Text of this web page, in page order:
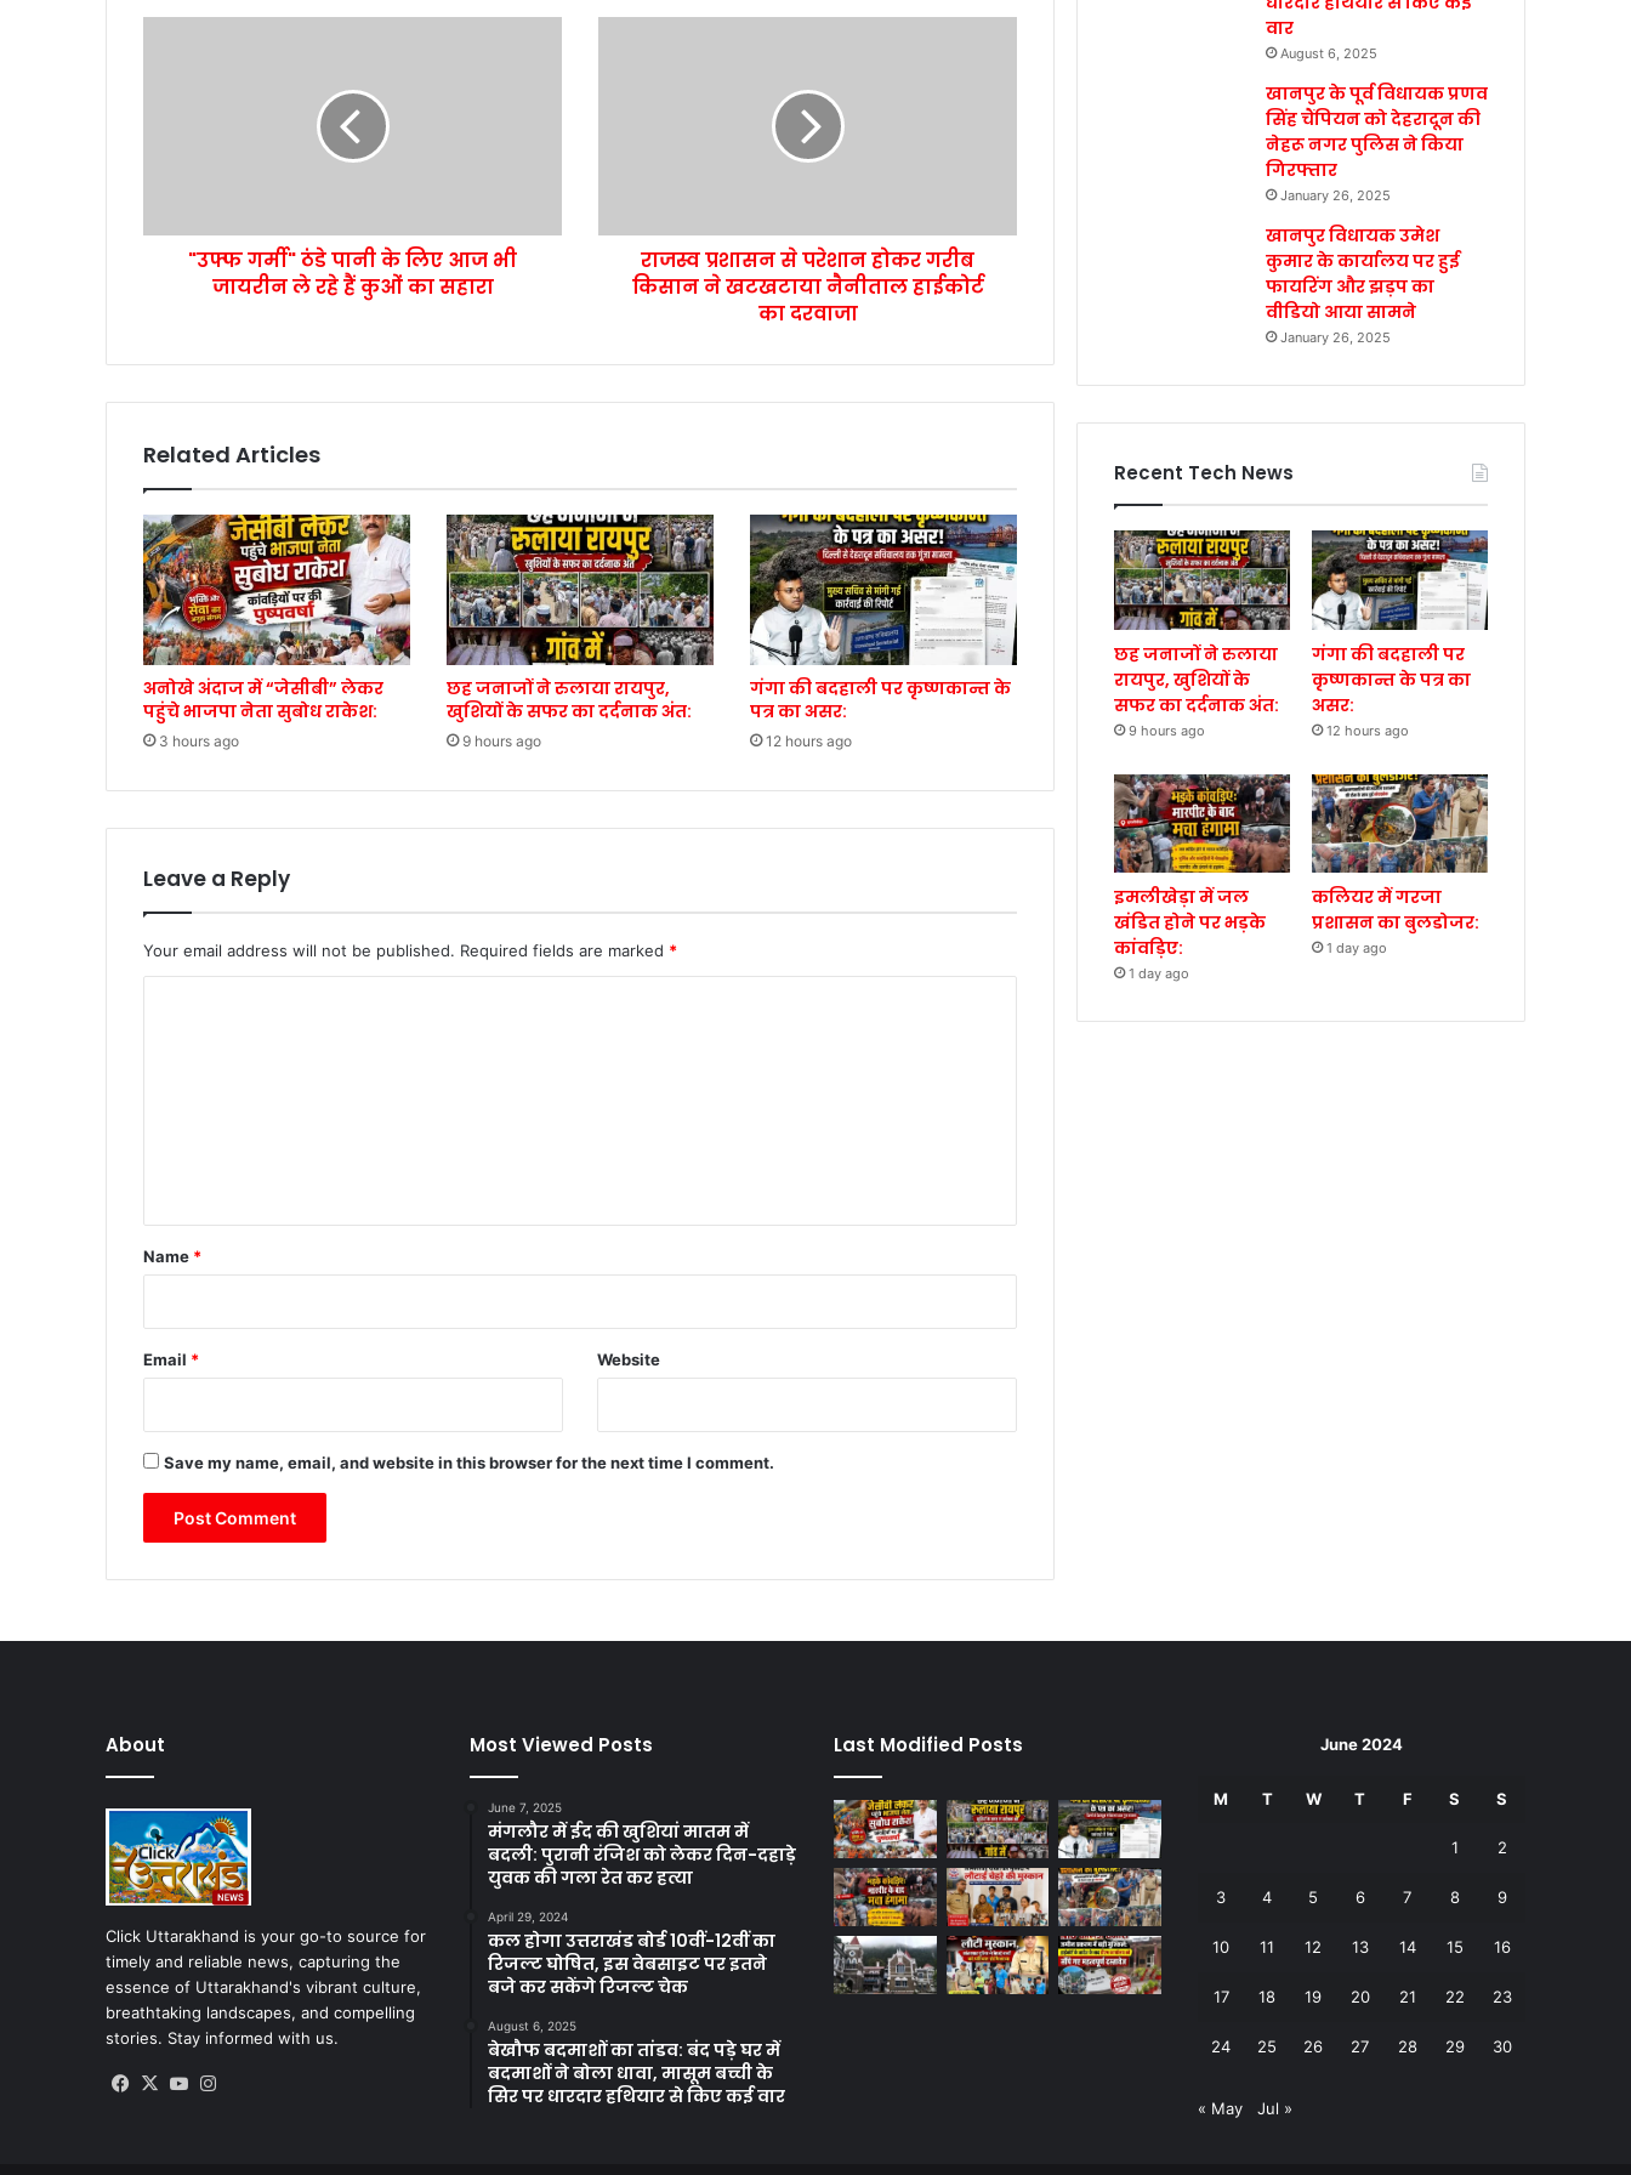
"उफ्फ गर्मी" ठंडे पानी के लिए आज भी
जायरीन ले रहे हैं कुओं का सहारा
राजस्व प्रशासन से परेशान होकर गरीब
किसान ने खटखटाया नैनीताल हाईकोर्ट
का दरवाजा
Related Articles
अनोखे अंदाज में “जेसीबी” लेकर
पहुंचे भाजपा नेता सुबोध राकेश:
3 hours ago
छह जनाजों ने रुलाया रायपुर,
खुशियों के सफर का दर्दनाक अंत:
9 hours ago
गंगा की बदहाली पर कृष्णकान्त के
पत्र का असर:
12 hours ago
Leave a Reply
Your email address will not be published. Required fields are marked *
*
Name *
Email * Website
Save my name, email, and website in this browser for the next time I comment.
वार
August 6, 2025
खानपुर के पूर्व विधायक प्रणव
सिंह चैंपियन को देहरादून की
नेहरू नगर पुलिस ने किया
गिरफ्तार
January 26, 2025
खानपुर विधायक उमेश
कुमार के कार्यालय पर हुई
फायरिंग और झड़प का
वीडियो आया सामने
January 26, 2025
Recent Tech News
छह जनाजों ने रुलाया
रायपुर, खुशियों के
सफर का दर्दनाक अंत:
9 hours ago
गंगा की बदहाली पर
कृष्णकान्त के पत्र का
असर:
12 hours ago
इमलीखेड़ा में जल
खंडित होने पर भड़के
कांवड़िए:
1 day ago
कलियर में गरजा
प्रशासन का बुलडोजर:
1 day ago
About
Click Uttarakhand is your go-to source for
timely and reliable news, capturing the
essence of Uttarakhand's vibrant culture,
breathtaking landscapes, and compelling
stories. Stay informed with us.
Facebook
X YouTube
Most Viewed Posts
June 7, 2025
मंगलौर में ईद की खुशियां मातम में
बदली: पुरानी रंजिश को लेकर दिन-दहाड़े
युवक की गला रेत कर हत्या
April 29, 2024
कल होगा उत्तराखंड बोर्ड 10वीं-12वीं का
रिजल्ट घोषित, इस वेबसाइट पर इतने
बजे कर सकेंगे रिजल्ट चेक
August 6, 2025
बेखौफ बदमाशों का तांडव: बंद पड़े घर में
बदमाशों ने बोला धावा, मासूम बच्ची के
सिर पर धारदार हथियार से किए कई वार
Last Modified Posts June 2024
M T W T F S S
1 2
3 4 5 6 7 8 9
10 11 12 13 14 15 16
17 18 19 20 21 22 23
24 25 26 27 28 29 30
« May Jul »